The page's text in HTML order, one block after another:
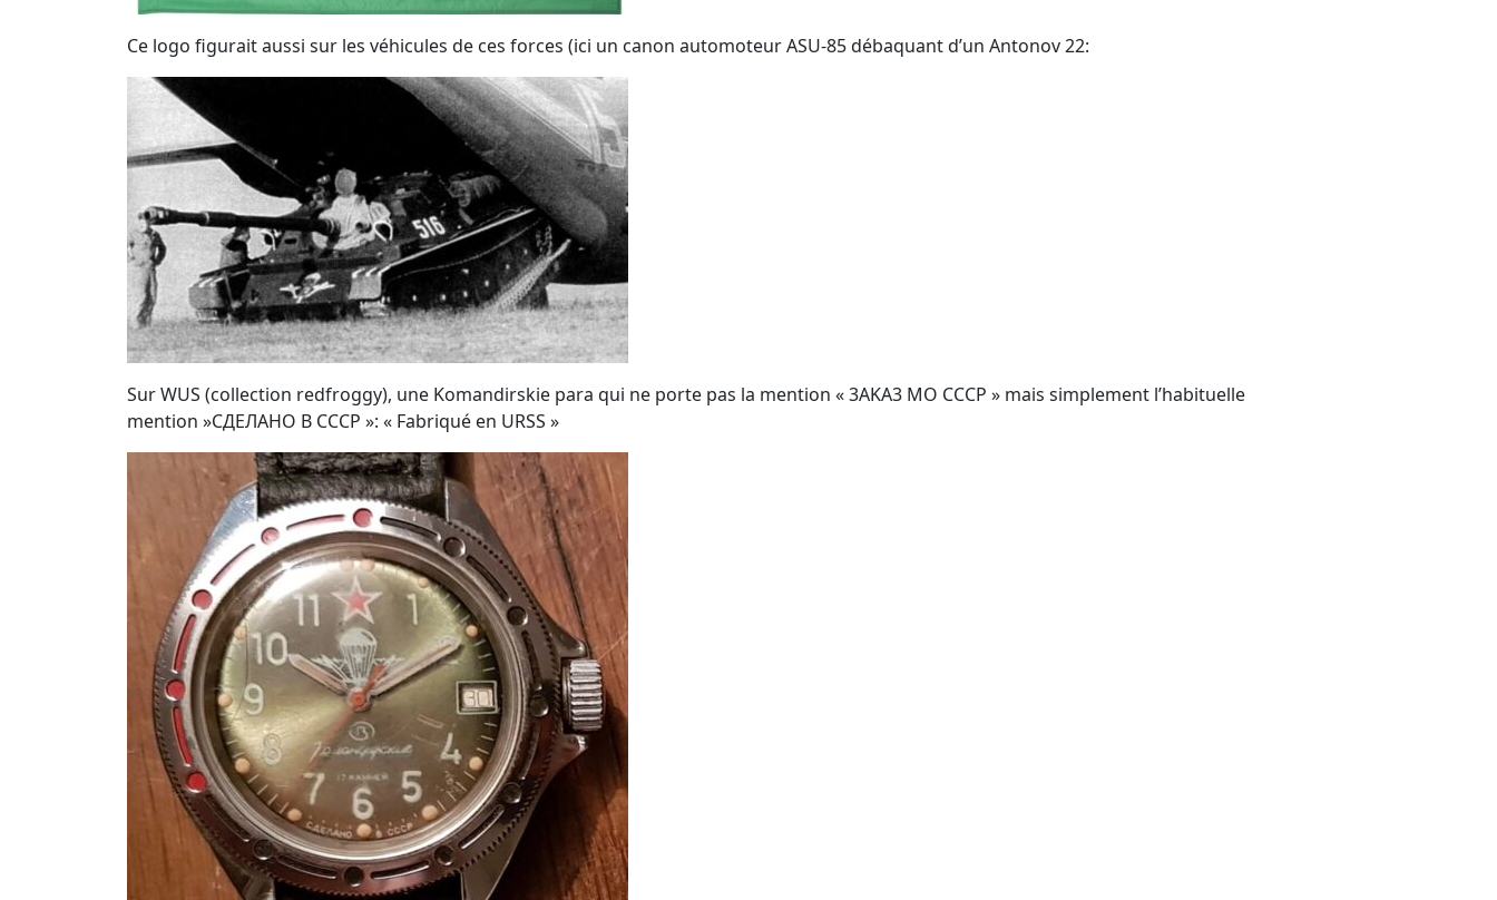
Ce logo figurait aussi sur les véhicules de ces forces (ici un canon automoteur ASU-85 débaquant d’un Antonov 22:
Sur WUS (collection redfroggy), une Komandirskie para qui ne porte pas la mention « 3AKA3 MO CCCP » mais simplement l’habituelle
mention »СДЕЛАНО В CCCP »: « Fabriqué en URSS »